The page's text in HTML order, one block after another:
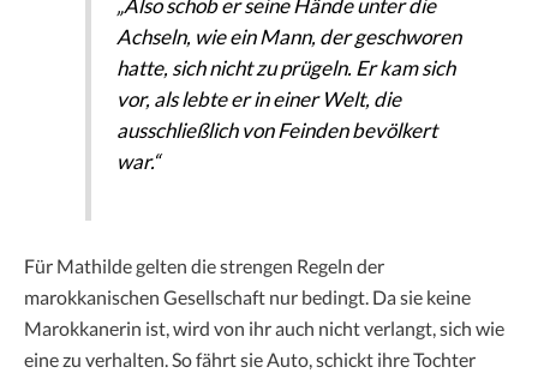
„Also schob er seine Hände unter die
Achseln, wie ein Mann, der geschworen
hatte, sich nicht zu prügeln. Er kam sich
vor, als lebte er in einer Welt, die
ausschließlich von Feinden bevölkert
war.“
Für Mathilde gelten die strengen Regeln der
marokkanischen Gesellschaft nur bedingt. Da sie keine
Marokkanerin ist, wird von ihr auch nicht verlangt, sich wie
eine zu verhalten. So fährt sie Auto, schickt ihre Tochter